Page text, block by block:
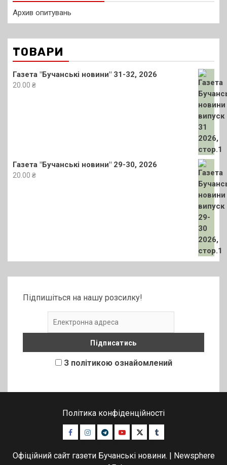
Архив опитувань
ТОВАРИ
Газета "Бучанські новини" 31-32, 2026
20.00 ₴
Газета "Бучанські новини" 29-30, 2026
20.00 ₴
Підпишіться на нашу розсилку!
З політикою ознайомлений
Політика конфіденційності
Facebook
Instagram
TelegramYoutubeTwitterTumblr
Офіційний сайт газети Бучанські новини.
Newsphere